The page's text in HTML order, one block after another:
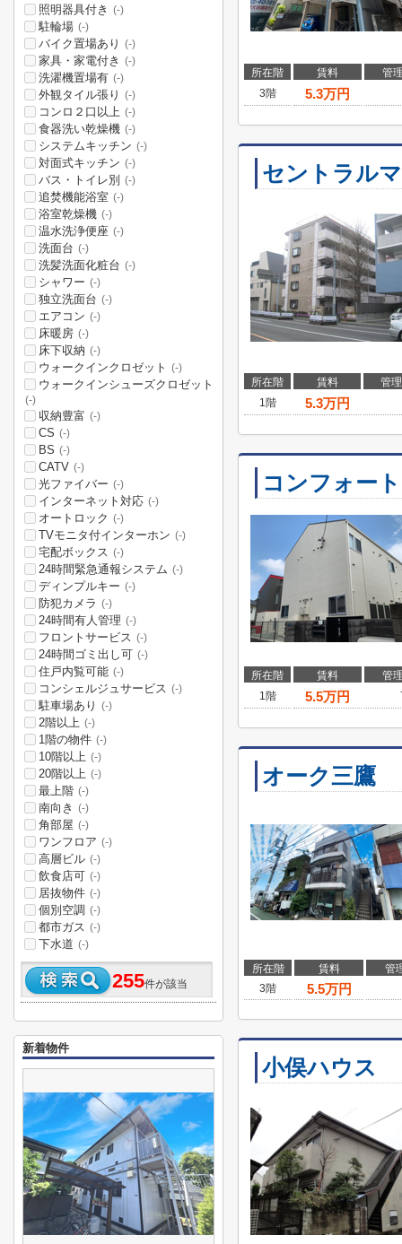
所在階 賃料
管
3階
5.3万円
セントラル
所在階 賃料
管
1階
5.3万円
コンフォー
所在階 賃料
管
1階
5.5万円
オーク三鷹
所在階 賃料
管
3階
5.5万円
小俣ハウス
照明器具付き (-)
駐輪場 (-)
バイク置場あり (-)
家具・家電付き (-)
洗濯機置場有 (-)
外観タイル張り (-)
コンロ２口以上 (-)
食器洗い乾燥機 (-)
システムキッチン (-)
対面式キッチン (-)
バス・トイレ別 (-)
追焚機能浴室 (-)
浴室乾燥機 (-)
温水洗浄便座 (-)
洗面台 (-)
洗髪洗面化粧台 (-)
シャワー (-)
独立洗面台 (-)
エアコン (-)
床暖房 (-)
床下収納 (-)
ウォークインクロゼット (-)
ウォークインシューズクロゼット
(-)
収納豊富 (-)
CS (-)
BS (-)
CATV (-)
光ファイバー (-)
インターネット対応 (-)
オートロック (-)
TVモニタ付インターホン (-)
宅配ボックス (-)
24時間緊急通報システム (-)
ディンプルキー (-)
防犯カメラ (-)
24時間有人管理 (-)
フロントサービス (-)
24時間ゴミ出し可 (-)
住戸内覧可能 (-)
コンシェルジュサービス (-)
駐車場あり (-)
2階以上 (-)
1階の物件 (-)
10階以上 (-)
20階以上 (-)
最上階 (-)
南向き (-)
角部屋 (-)
ワンフロア (-)
高層ビル (-)
飲食店可 (-)
居抜物件 (-)
個別空調 (-)
都市ガス (-)
下水道 (-)
255件が該当
新着物件